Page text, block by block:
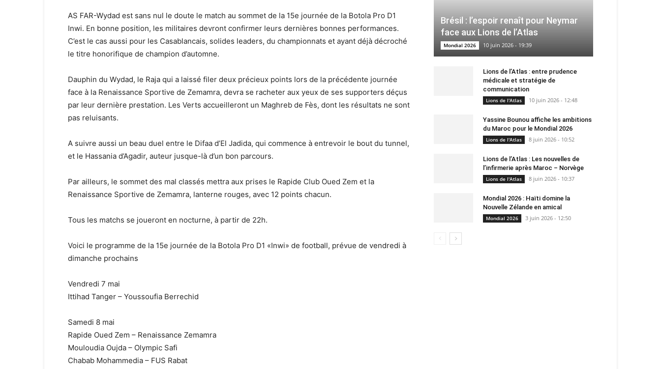
AS FAR-Wydad est sans nul le doute le match au sommet de la 15e journée de la Botola Pro D1
Inwi. En bonne position, les militaires devront confirmer leurs dernières bonnes performances.
C’est le cas aussi pour les Casablancais, solides leaders, du championnats et ayant déjà décroché
le titre honorifique de champion d’automne.
Dauphin du Wydad, le Raja qui a laissé filer deux précieux points lors de la précédente journée
face à la Renaissance Sportive de Zemamra, devra se racheter aux yeux de ses supporters déçus
par leur dernière prestation. Les Verts accueilleront un Maghreb de Fès, dont les résultats ne sont
pas reluisants.
A suivre aussi un beau duel entre le Difaa d’El Jadida, qui commence à entrevoir le bout du tunnel,
et le Hassania d’Agadir, auteur jusque-là d’un bon parcours.
Par ailleurs, le sommet des mal classés mettra aux prises le Rapide Club Oued Zem et la
Renaissance Sportive de Zemamra, lanterne rouges, avec 12 points chacun.
Tous les matchs se joueront en nocturne, à partir de 22h.
Voici le programme de la 15e journée de la Botola Pro D1 «Inwi» de football, prévue de vendredi à
dimanche prochains
Vendredi 7 mai
Ittihad Tanger – Youssoufia Berrechid
Samedi 8 mai
Rapide Oued Zem – Renaissance Zemamra
Mouloudia Oujda – Olympic Safi
Chabab Mohammedia – FUS Rabat
Brésil : l’espoir renaît pour Neymar
face aux Lions de l’Atlas
Mondial 2026 10 juin 2026 - 19:39
Lions de l’Atlas : entre prudence
médicale et stratégie de
communication
Lions de l'Atlas 10 juin 2026 - 12:48
Yassine Bounou affiche les ambitions
du Maroc pour le Mondial 2026
Lions de l'Atlas 8 juin 2026 - 10:52
Lions de l’Atlas : Les nouvelles de
l’infirmerie après Maroc – Norvège
Lions de l'Atlas 8 juin 2026 - 10:37
Mondial 2026 : Haïti domine la
Nouvelle Zélande en amical
Mondial 2026 3 juin 2026 - 12:50